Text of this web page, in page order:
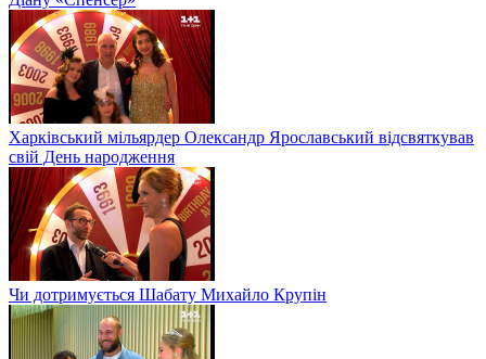
Харківський мільярдер Олександр Ярославський відсвяткував
свій День народження
Чи дотримується Шабату Михайло Крупін